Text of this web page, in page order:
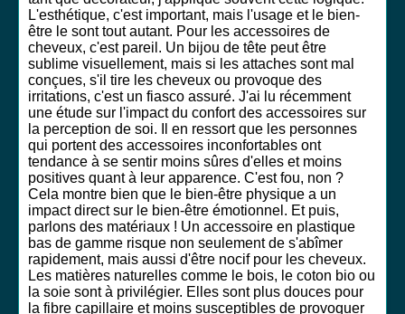
L'esthétique, c'est important, mais l'usage et le bien-
être le sont tout autant. Pour les accessoires de
cheveux, c'est pareil. Un bijou de tête peut être
sublime visuellement, mais si les attaches sont mal
conçues, s'il tire les cheveux ou provoque des
irritations, c'est un fiasco assuré. J'ai lu récemment
une étude sur l'impact du confort des accessoires sur
la perception de soi. Il en ressort que les personnes
qui portent des accessoires inconfortables ont
tendance à se sentir moins sûres d'elles et moins
positives quant à leur apparence. C'est fou, non ?
Cela montre bien que le bien-être physique a un
impact direct sur le bien-être émotionnel. Et puis,
parlons des matériaux ! Un accessoire en plastique
bas de gamme risque non seulement de s'abîmer
rapidement, mais aussi d'être nocif pour les cheveux.
Les matières naturelles comme le bois, le coton bio ou
la soie sont à privilégier. Elles sont plus douces pour
la fibre capillaire et moins susceptibles de provoquer